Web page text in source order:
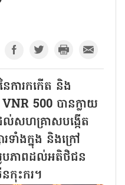
ការកកើត និង
500 បានក្លាយ
ល់សហគ្រាសបង្កើត
ទាំងក្នុង និងក្រៅ
រូបភាពដល់អតិថិជន
កុះករ។